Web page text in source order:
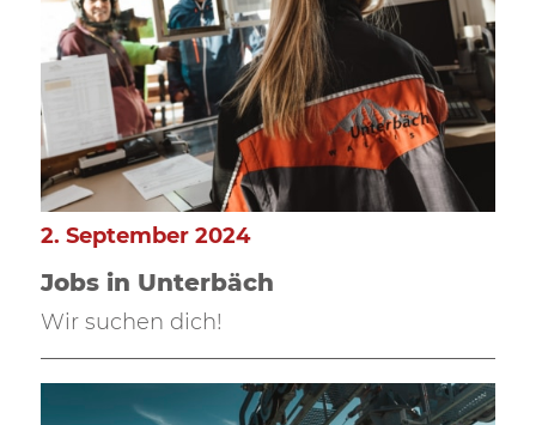
Jobs in Unterbäch
2. September 2024
Wir suchen dich!